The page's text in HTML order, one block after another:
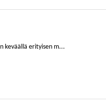
keväällä erityisen m...